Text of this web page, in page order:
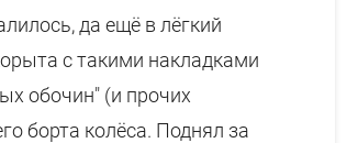
да ещё в лёгкий
с такими накладками
обочин" (и прочих
борта колёса. Поднял за